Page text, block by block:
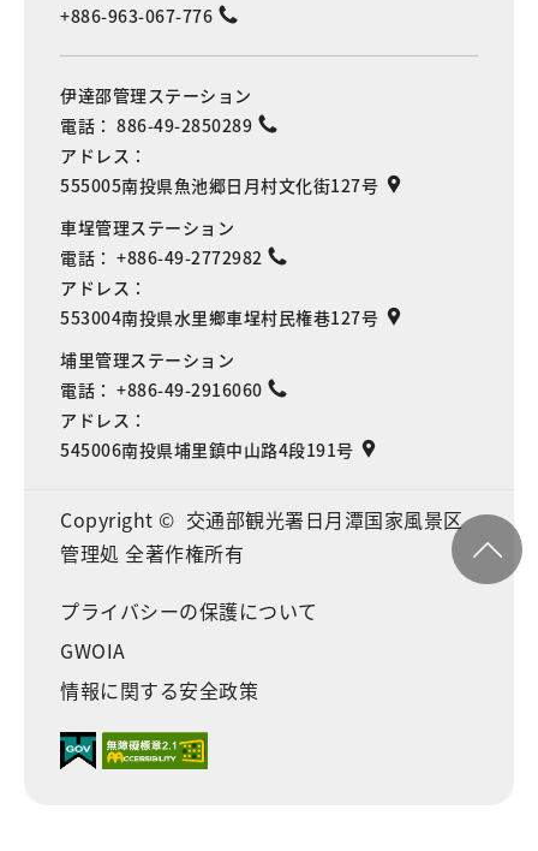
+886-963-067-776
伊達邵管理ステーション
電話： 886-49-2850289
アドレス：
555005南投県魚池郷日月村文化街127号
車埕管理ステーション
電話： +886-49-2772982
アドレス：
553004南投県水里鄉車埕村民権巷127号
埔里管理ステーション
電話： +886-49-2916060
アドレス：
545006南投県埔里鎮中山路4段191号
Copyright © 交通部観光署日月潭国家風景区
管理処 全著作権所有
プライバシーの保護について
GWOIA
情報に関する安全政策